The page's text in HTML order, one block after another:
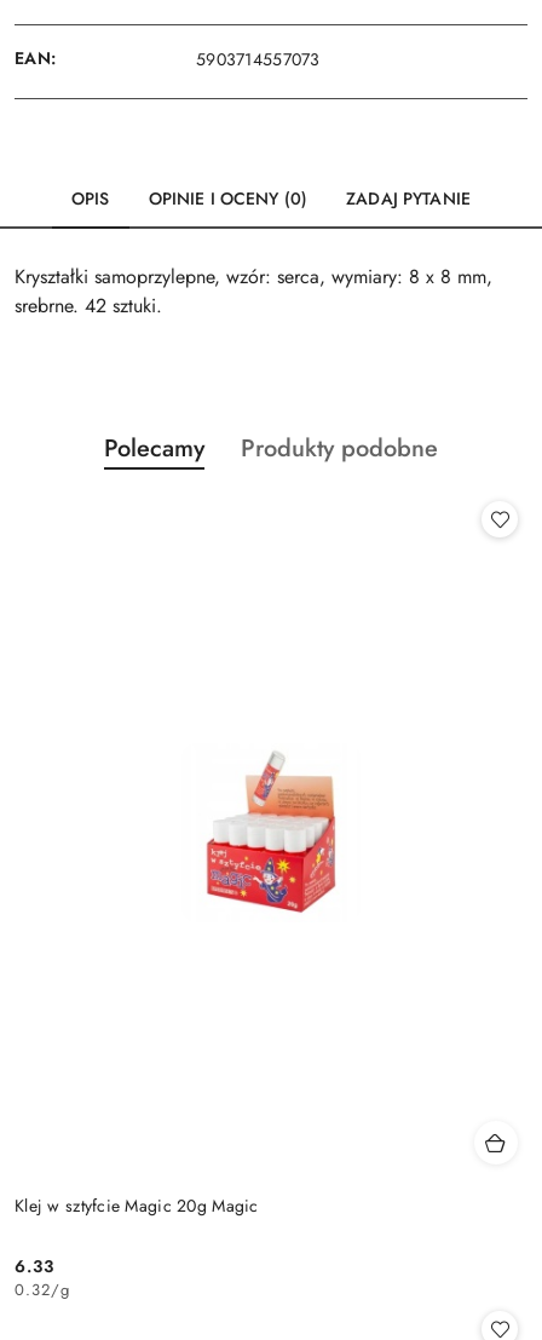
EAN: 5903714557073
OPIS OPINIE I OCENY (0) ZADAJ PYTANIE
Kryształki samoprzylepne, wzór: serca, wymiary: 8 x 8 mm,
srebrne. 42 sztuki.
Pomiń karuzelę produktów
Produkty
o
Polecamy
Produkty
Produkty podobne
Klej w sztyfcie Magic 20g Magic
Cena:
6.33
0.32/g